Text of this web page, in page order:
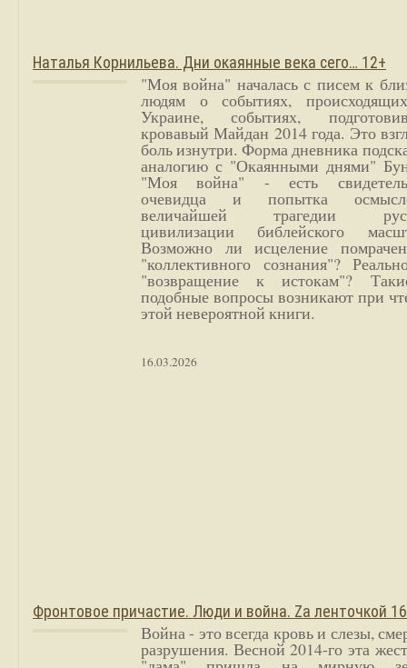
Наталья Корнильева. Дни окаянные века сего… 12+
"Моя война" началась с писем к
людям о событиях,
Украине, событиях,
кровавый Майдан 2014 года. Это
боль изнутри. Форма дневника
аналогию с "Окаянными днями"
"Моя война" - есть
очевидца и попытка
величайшей трагедии
цивилизации библейского
Возможно ли исцеление
"коллективного сознания"?
"возвращение к истокам"?
подобные вопросы возникают при
этой невероятной книги.
16.03.2026
Фронтовое причастие. Люди и война. Zа ленточкой
Война - это всегда кровь и слезы,
разрушения. Весной 2014-го эта